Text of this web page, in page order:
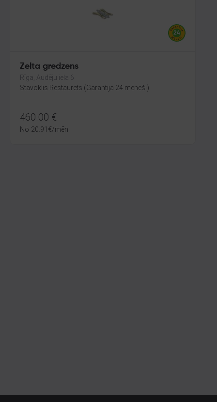
Zelta gredzens
Rīga, Audēju iela 6
Stāvoklis Restaurēts (Garantija 24 mēneši)
460.00 €
No 20.91 €/mēn.